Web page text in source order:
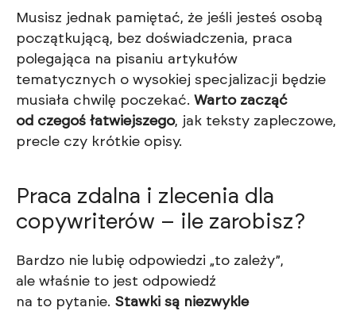
Musisz jednak pamiętać, że jeśli jesteś osobą
początkującą, bez doświadczenia, praca
polegająca na pisaniu artykułów
tematycznych o wysokiej specjalizacji będzie
musiała chwilę poczekać. Warto zacząć
od czegoś łatwiejszego, jak teksty zapleczowe,
precle czy krótkie opisy.
Praca zdalna i zlecenia dla
copywriterów – ile zarobisz?
Bardzo nie lubię odpowiedzi „to zależy”,
ale właśnie to jest odpowiedź
na to pytanie. Stawki są niezwykle